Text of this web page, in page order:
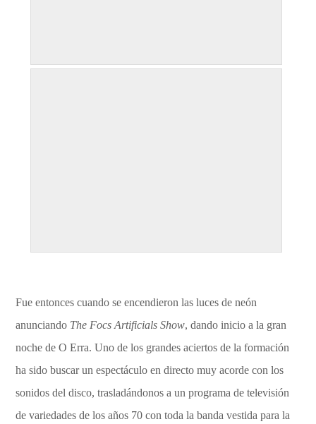
Fue entonces cuando se encendieron las luces de neón
anunciando The Focs Artificials Show, dando inicio a la gran
noche de O Erra. Uno de los grandes aciertos de la formación
ha sido buscar un espectáculo en directo muy acorde con los
sonidos del disco, trasladándonos a un programa de televisión
de variedades de los años 70 con toda la banda vestida para la